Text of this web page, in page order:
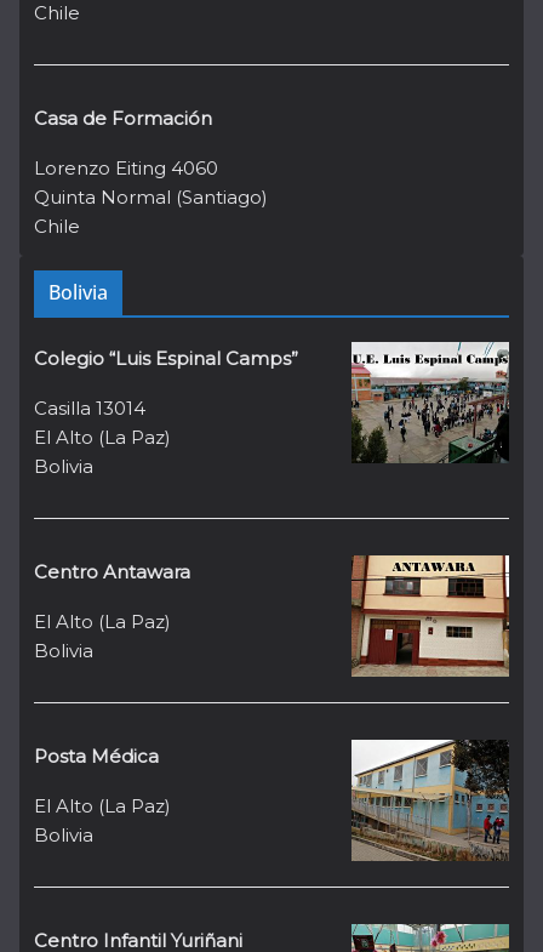
Chile
Casa de Formación
Lorenzo Eiting 4060
Quinta Normal (Santiago)
Chile
Bolivia
Colegio “Luis Espinal Camps”
Casilla 13014
El Alto (La Paz)
Bolivia
Centro Antawara
El Alto (La Paz)
Bolivia
Posta Médica
El Alto (La Paz)
Bolivia
Centro Infantil Yuriñani